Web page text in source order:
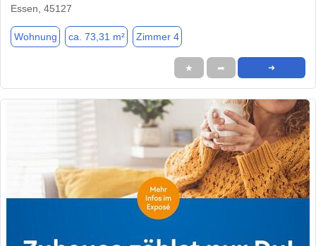
Essen, 45127
Wohnung ca. 73,31 m² Zimmer 4
★ ➦ ➜